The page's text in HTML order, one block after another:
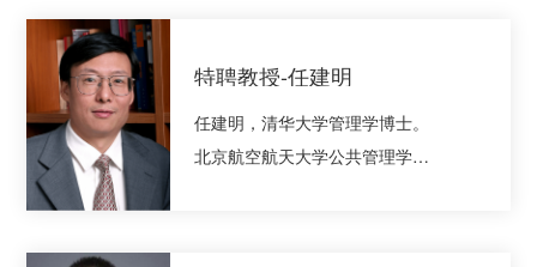
高校德育研究中心副主任，西安
交通大学廉政研究中心副主任，
西安交通大学政治文明与廉政建
特聘教授-任建明
任建明，清华大学管理学博士。
北京航空航天大学公共管理学院